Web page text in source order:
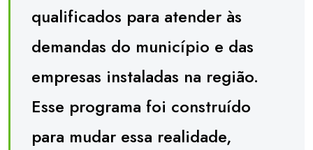
qualificados para atender às
demandas do município e das
empresas instaladas na região.
Esse programa foi construído
para mudar essa realidade,